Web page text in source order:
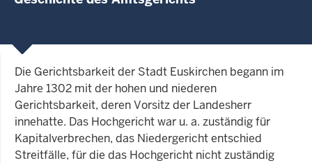
Die Gerichtsbarkeit der Stadt Euskirchen begann im
Jahre 1302 mit der hohen und niederen
Gerichtsbarkeit, deren Vorsitz der Landesherr
innehatte. Das Hochgericht war u. a. zuständig für
Kapitalverbrechen, das Niedergericht entschied
Streitfälle, für die das Hochgericht nicht zuständig